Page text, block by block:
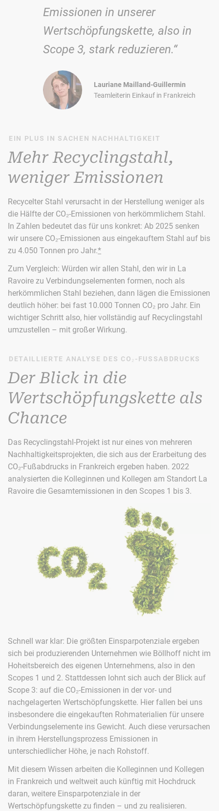
Emissionen in unserer
Wertschöpfungskette, also in
Scope 3, stark reduzieren.“
Lauriane Mailland-Guillermin
Teamleiterin Einkauf in Frankreich
EIN PLUS IN SACHEN NACHHALTIGKEIT
Mehr Recyclingstahl,
weniger Emissionen
Recycelter Stahl verursacht in der Herstellung weniger als
die Hälfte der CO₂-Emissionen von herkömmlichem Stahl.
In Zahlen bedeutet das für uns konkret: Ab 2025 senken
wir unsere CO₂-Emissionen aus eingekauftem Stahl auf bis
zu 4.050 Tonnen pro Jahr.*
Zum Vergleich: Würden wir allen Stahl, den wir in La
Ravoire zu Verbindungselementen formen, noch als
herkömmlichen Stahl beziehen, dann lägen die Emissionen
deutlich höher: bei fast 10.000 Tonnen CO₂ pro Jahr. Ein
wichtiger Schritt also, hier vollständig auf Recyclingstahl
umzustellen – mit großer Wirkung.
DETAILLIERTE ANALYSE DES CO₂-FUSSABDRUCKS
Der Blick in die
Wertschöpfungskette als
Chance
Das Recyclingstahl-Projekt ist nur eines von mehreren
Nachhaltigkeitsprojekten, die sich aus der Erarbeitung des
CO₂-Fußabdrucks in Frankreich ergeben haben. 2022
analysierten die Kolleginnen und Kollegen am Standort La
Ravoire die Gesamtemissionen in den Scopes 1 bis 3.
Schnell war klar: Die größten Einsparpotenziale ergeben
sich bei produzierenden Unternehmen wie Böllhoff nicht im
Hoheitsbereich des eigenen Unternehmens, also in den
Scopes 1 und 2. Stattdessen lohnt sich auch der Blick auf
Scope 3: auf die CO₂-Emissionen in der vor- und
nachgelagerten Wertschöpfungskette. Hier fallen bei uns
insbesondere die eingekauften Rohmaterialien für unsere
Verbindungselemente ins Gewicht. Auch diese verursachen
in ihrem Herstellungsprozess Emissionen in
unterschiedlicher Höhe, je nach Rohstoff.
Mit diesem Wissen arbeiten die Kolleginnen und Kollegen
in Frankreich und weltweit auch künftig mit Hochdruck
daran, weitere Einsparpotenziale in der
Wertschöpfungskette zu finden – und zu realisieren.